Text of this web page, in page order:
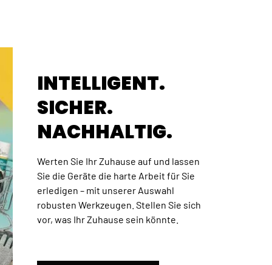
Satz Werkzeuge und Bohrer, 120-tlg., HSS
INTELLIGENT.
SICHER.
NACHHALTIG.
Werten Sie Ihr Zuhause auf und lassen
Sie die Geräte die harte Arbeit für Sie
erledigen – mit unserer Auswahl
robusten Werkzeugen. Stellen Sie sich
vor, was Ihr Zuhause sein könnte.